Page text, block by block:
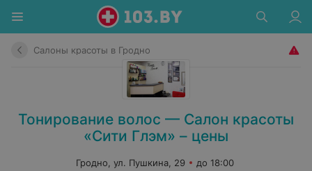
Салоны красоты в Гродно
Тонирование волос — Салон красоты
«Сити Глэм» – цены
Гродно, ул. Пушкина, 29
до 18:00